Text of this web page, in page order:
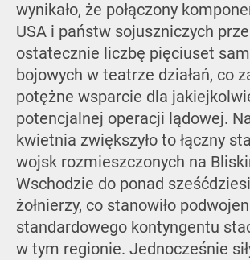
wynikało, że połączony
USA i państw sojuszniczych
ostatecznie liczbę pięciuset
bojowych w teatrze działań, co
potężne wsparcie dla
potencjalnej operacji lądowej.
kwietnia zwiększyło to łączny
wojsk rozmieszczonych na
Wschodzie do ponad
żołnierzy, co stanowiło
standardowego kontyngentu
w tym regionie. Jednocześnie